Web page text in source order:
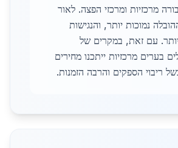
מרכזיות ומרכזי הפצה. לאור
נמוכות יותר, והנגישות
עם זאת, במקרים של
בערים מרכזיות ייתכנו מחירים
ריבוי הספקים והרבה הזמנות.